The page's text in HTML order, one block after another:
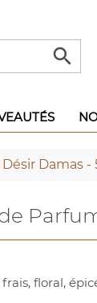

Damas -
floral,